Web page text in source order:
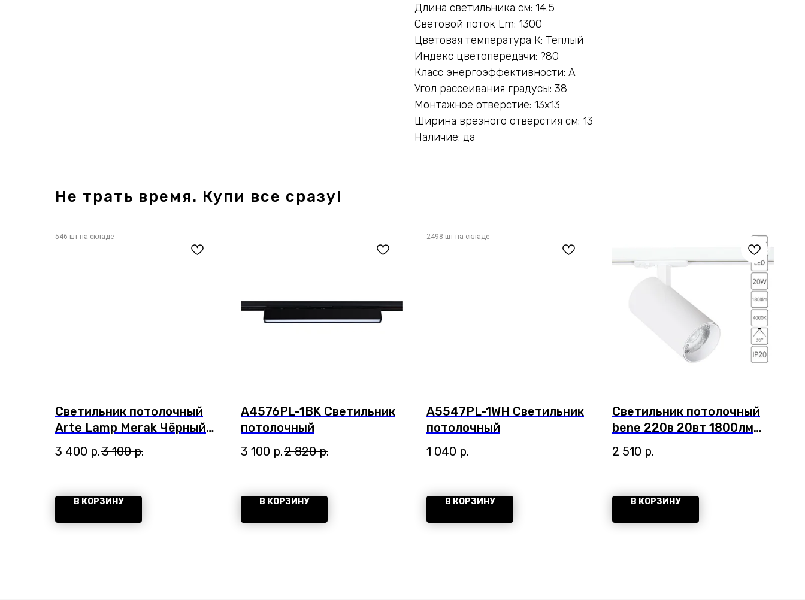
Длина светильника см: 14.5
Световой поток Lm: 1300
Цветовая температура К: Теплый
Индекс цветопередачи: ?80
Класс энергоэффективности: A
Угол рассеивания градусы: 38
Монтажное отверстие: 13x13
Ширина врезного отверстия см: 13
Наличие: да
Не трать время. Купи все сразу!
Светильник потолочный
Arte Lamp Merak Чёрный
A3530PL-1BK
3 400 р.3 100 р.
В КОРЗИНУ
A4576PL-1BK Светильник
потолочный
3 100 р.2 820 р.
В КОРЗИНУ
A5547PL-1WH Светильник
потолочный
1 040 р.
В КОРЗИНУ
Светильник потолочный
bene 220в 20вт 1800лм
4000к 90+ 36° Arte Lamp
Bene Белый A1947PL-1WH
2 510 р.
В КОРЗИНУ